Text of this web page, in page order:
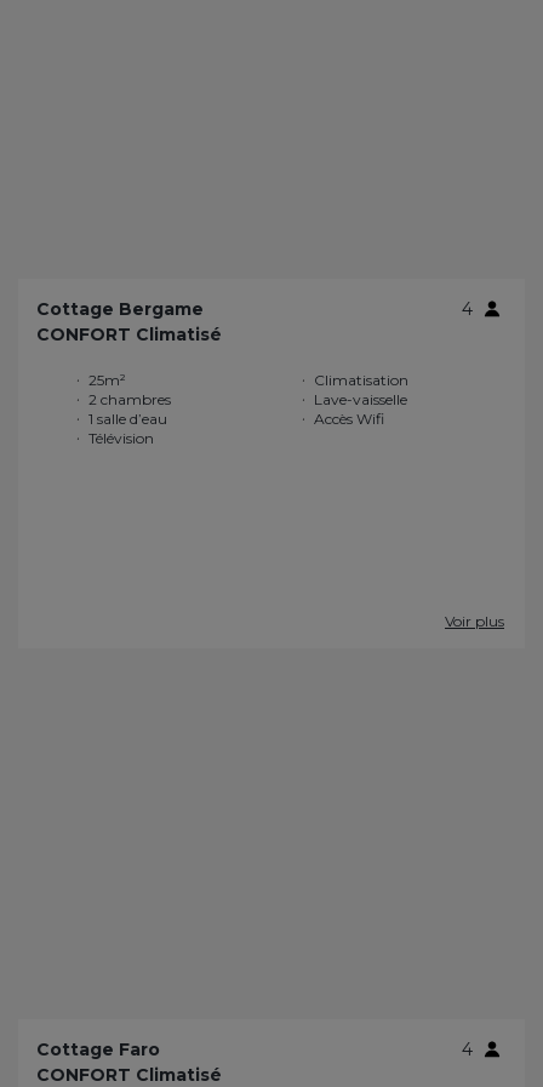
Cottage Bergame
4
CONFORT Climatisé
25m²
2 chambres
1 salle d’eau
Télévision
Climatisation
Lave-vaisselle
Accès Wifi
Voir plus
Cottage Faro
4
CONFORT Climatisé